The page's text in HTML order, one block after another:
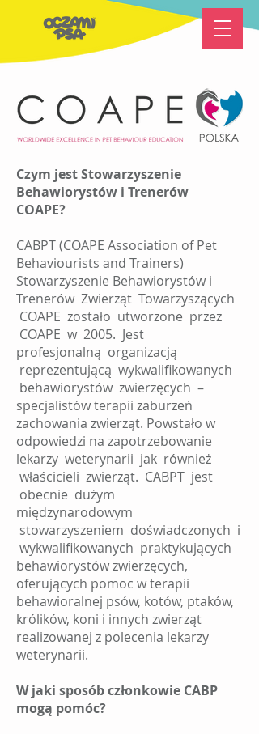
Czym jest Stowarzyszenie
Behawiorystów i Trenerów
COAPE?
CABPT (COAPE Association of Pet
Behaviourists and Trainers)
Stowarzyszenie Behawiorystów i
Trenerów Zwierząt Towarzyszących
COAPE zostało utworzone przez
COAPE w 2005. Jest
profesjonalną organizacją
reprezentującą wykwalifikowanych
behawiorystów zwierzęcych –
specjalistów terapii zaburzeń
zachowania zwierząt. Powstało w
odpowiedzi na zapotrzebowanie
lekarzy weterynarii jak również
właścicieli zwierząt. CABPT jest
obecnie dużym
międzynarodowym
stowarzyszeniem doświadczonych i
wykwalifikowanych praktykujących
behawiorystów zwierzęcych,
oferujących pomoc w terapii
behawioralnej psów, kotów, ptaków,
królików, koni i innych zwierząt
realizowanej z polecenia lekarzy
weterynarii.
W jaki sposób członkowie CABP
mogą pomóc?